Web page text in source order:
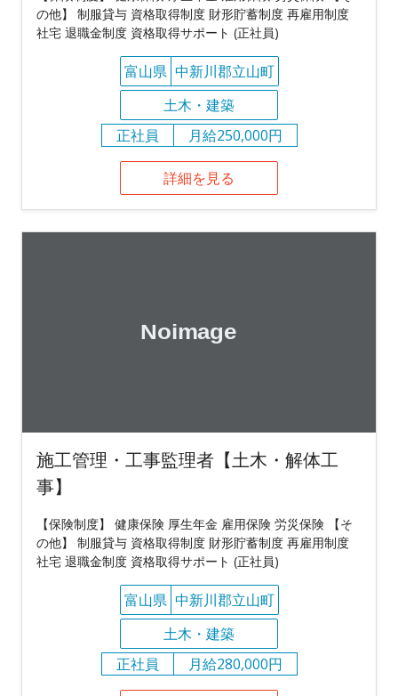
の他】 制服貸与 資格取得制度 財形貯蓄制度 再雇用制度
社宅 退職金制度 資格取得サポート (正社員)
富山県 中新川郡立山町
土木・建築
正社員
月給250,000円
詳細を見る
施工管理・工事監理者【土木・解体工
事】
【保険制度】 健康保険 厚生年金 雇用保険 労災保険 【そ
の他】 制服貸与 資格取得制度 財形貯蓄制度 再雇用制度
社宅 退職金制度 資格取得サポート (正社員)
富山県 中新川郡立山町
土木・建築
正社員
月給280,000円